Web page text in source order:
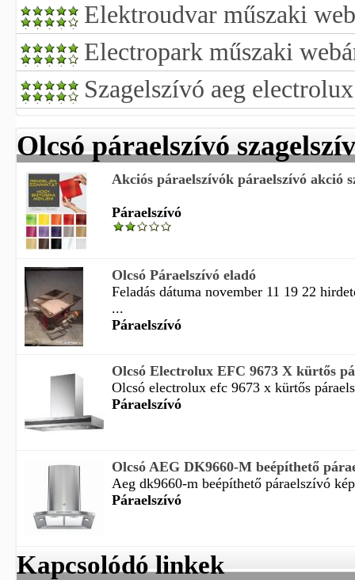
Elektroudvar műszaki
Electropark műszaki
Szagelszívó aeg
Olcsó páraelszívó
Akciós páraelszívók páraelszívó akció
Páraelszívó
Olcsó Páraelszívó eladó
Feladás dátuma november 11 19 22
...
Páraelszívó
Olcsó Electrolux EFC 9673 X kürtős
Olcsó electrolux efc 9673 x kürtős
Páraelszívó
Olcsó AEG DK9660-M beépíthető
Aeg dk9660-m beépíthető páraelszívó
Páraelszívó
Kapcsolódó linkek